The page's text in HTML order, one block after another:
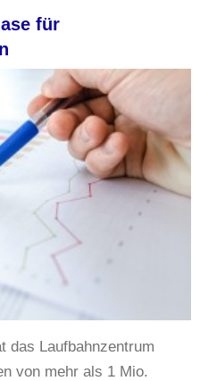
für
das Laufbahnzentrum
von mehr als 1 Mio.